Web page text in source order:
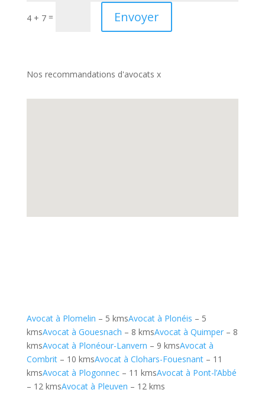
4 + 7= Envoyer
Nos recommandations d'avocats x
Avocat à Plomelin – 5 kmsAvocat à Plonéis – 5
kmsAvocat à Gouesnach – 8 kmsAvocat à Quimper– 8
kmsAvocat à Plonéour-Lanvern – 9 kmsAvocat à
Combrit– 10 kmsAvocat à Clohars-Fouesnant– 11
kmsAvocat à Plogonnec– 11 kmsAvocat à Pont-l’Abbé
– 12 kmsAvocat à Pleuven – 12 kms